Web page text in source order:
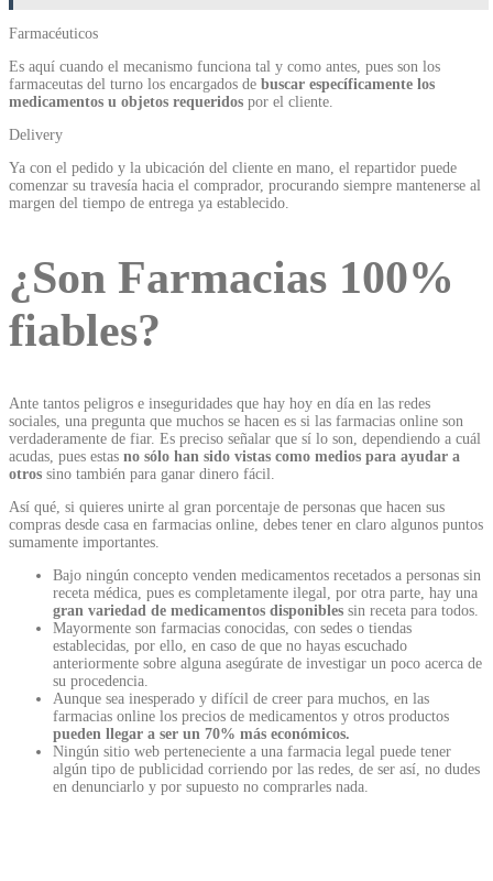
Farmacéuticos
Es aquí cuando el mecanismo funciona tal y como antes, pues son los
farmaceutas del turno los encargados de buscar específicamente los
medicamentos u objetos requeridos por el cliente.
Delivery
Ya con el pedido y la ubicación del cliente en mano, el repartidor puede
comenzar su travesía hacia el comprador, procurando siempre mantenerse al
margen del tiempo de entrega ya establecido.
¿Son Farmacias 100%
fiables?
Ante tantos peligros e inseguridades que hay hoy en día en las redes
sociales, una pregunta que muchos se hacen es si las farmacias online son
verdaderamente de fiar. Es preciso señalar que sí lo son, dependiendo a cuál
acudas, pues estas no sólo han sido vistas como medios para ayudar a
otros sino también para ganar dinero fácil.
Así qué, si quieres unirte al gran porcentaje de personas que hacen sus
compras desde casa en farmacias online, debes tener en claro algunos puntos
sumamente importantes.
Bajo ningún concepto venden medicamentos recetados a personas sin
receta médica, pues es completamente ilegal, por otra parte, hay una
gran variedad de medicamentos disponibles sin receta para todos.
Mayormente son farmacias conocidas, con sedes o tiendas
establecidas, por ello, en caso de que no hayas escuchado
anteriormente sobre alguna asegúrate de investigar un poco acerca de
su procedencia.
Aunque sea inesperado y difícil de creer para muchos, en las
farmacias online los precios de medicamentos y otros productos
pueden llegar a ser un 70% más económicos.
Ningún sitio web perteneciente a una farmacia legal puede tener
algún tipo de publicidad corriendo por las redes, de ser así, no dudes
en denunciarlo y por supuesto no comprarles nada.